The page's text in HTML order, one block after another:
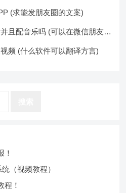
(求能发朋友圈的文案)
且配音乐吗 (可以在微信朋友圈
频 (什么软件可以翻译方言)
！
（视频教程）
程！